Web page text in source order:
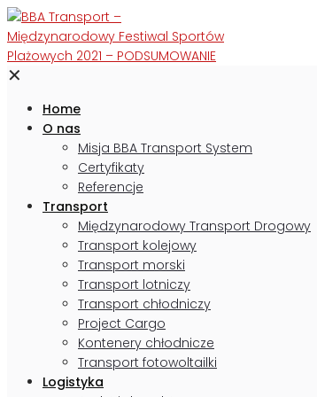
✕
Home
O nas
Misja BBA Transport System
Certyfikaty
Referencje
Transport
Międzynarodowy Transport Drogowy
Transport kolejowy
Transport morski
Transport lotniczy
Transport chłodniczy
Project Cargo
Kontenery chłodnicze
Transport fotowoltailki
Logistyka